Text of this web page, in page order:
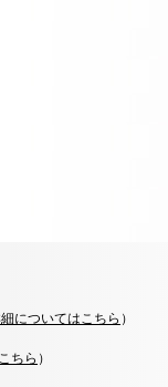
についてはこちら ）
ちら ）